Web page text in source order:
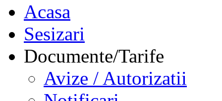
Acasa
Sesizari
Documente/Tarife
Avize / Autorizatii